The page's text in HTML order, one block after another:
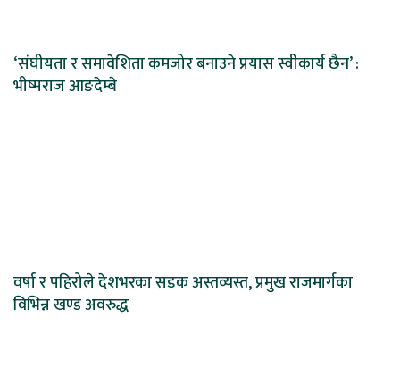
‘संघीयता र समावेशिता कमजोर बनाउने प्रयास स्वीकार्य छैन’ :
भीष्मराज आङदेम्बे
वर्षा र पहिरोले देशभरका सडक अस्तव्यस्त, प्रमुख राजमार्गका
विभिन्न खण्ड अवरुद्ध